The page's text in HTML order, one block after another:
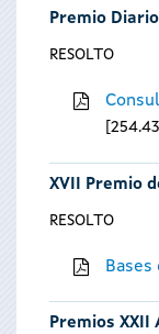
Premio
RESOLTO
XVII Premio
RESOLTO
Premios